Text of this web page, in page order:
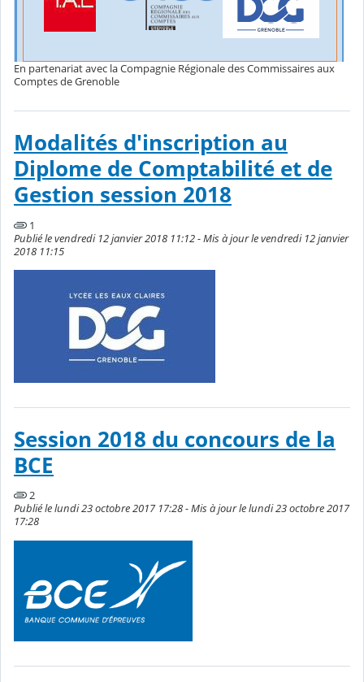
En partenariat avec la Compagnie Régionale des Commissaires aux
Comptes de Grenoble
Modalités d'inscription au
Diplome de Comptabilité et de
Gestion session 2018
1
Publié le vendredi 12 janvier 2018 11:12 - Mis à jour le vendredi 12 janvier
2018 11:15
Session 2018 du concours de la
BCE
2
Publié le lundi 23 octobre 2017 17:28 - Mis à jour le lundi 23 octobre 2017
17:28